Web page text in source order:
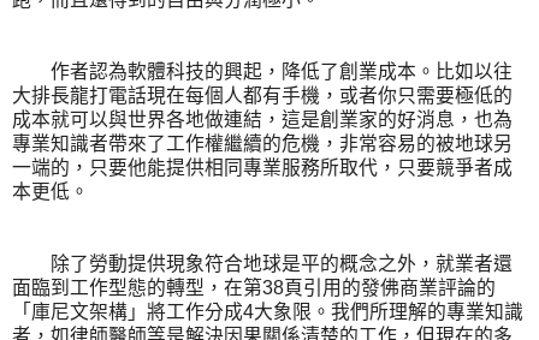
作者認為軟體科技的興起，降低了創業成本。比如以往
大排長龍打電話現在每個人都有手機，或者你只需要極低的
成本就可以與世界各地做連結，這是創業家的好消息，也為
專業知識者帶來了工作權繼續的危機，非常容易的被地球另
一端的，只要他能提供相同專業服務所取代，只要競爭者成
本更低。
除了勞動提供現象符合地球是平的概念之外，就業者還
面臨到工作型態的轉型，在第38頁引用的發佛商業評論的
「庫尼文架構」將工作分成4大象限。我們所理解的專業知識
者，如律師醫師等是解決因果關係清楚的工作，但現在的多